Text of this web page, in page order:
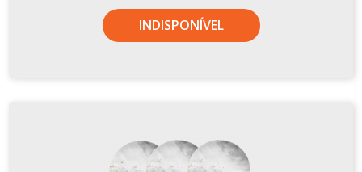
original
era:
R$756,34.
atual
R$450,80.
INDISPONÍVEL